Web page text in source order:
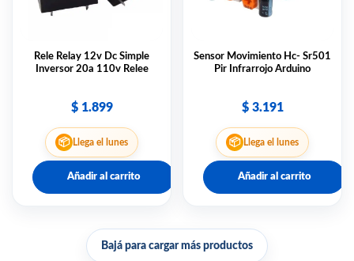
Rele Relay 12v Dc Simple
Inversor 20a 110v Relee
$1.899
📦 Llega el lunes
Añadir al carrito
Sensor Movimiento Hc- Sr501
Pir Infrarrojo Arduino
$3.191
📦 Llega el lunes
Añadir al carrito
Bajá para cargar más productos